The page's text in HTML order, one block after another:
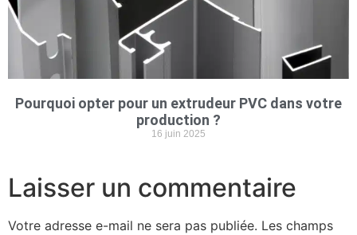
Pourquoi opter pour un extrudeur PVC dans votre
production ?
16 juin 2025
Laisser un commentaire
Votre adresse e-mail ne sera pas publiée. Les champs